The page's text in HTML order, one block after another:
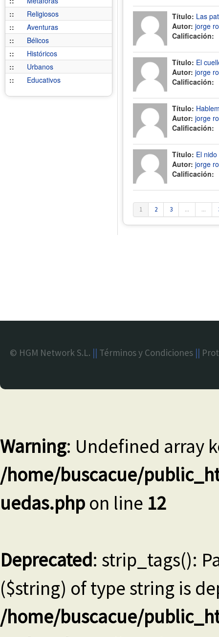
::
Religiosos
::
Aventuras
::
Bélicos
::
Históricos
::
Urbanos
::
Educativos
Título: Las
Autor: jorge
Calificación:
Título: El
Autor: jorge
Calificación:
Título:
Autor: jorge
Calificación:
Título: El
Autor: jorge
Calificación:
1 2 3 ... ...
© HGM Network S.L. || Términos y Condiciones ||
Warning: Undefined array
/home/buscacue/
uedas.php on line 12
Deprecated: strip_tags():
($string) of type string is
/home/buscacue/